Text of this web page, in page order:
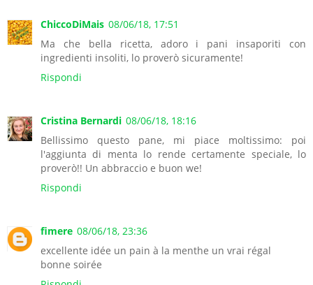
ChiccoDiMais 08/06/18, 17:51
Ma che bella ricetta, adoro i pani insaporiti con
ingredienti insoliti, lo proverò sicuramente!
Rispondi
Cristina Bernardi 08/06/18, 18:16
Bellissimo questo pane, mi piace moltissimo: poi
l'aggiunta di menta lo rende certamente speciale, lo
proverò!! Un abbraccio e buon we!
Rispondi
fimere 08/06/18, 23:36
excellente idée un pain à la menthe un vrai régal
bonne soirée